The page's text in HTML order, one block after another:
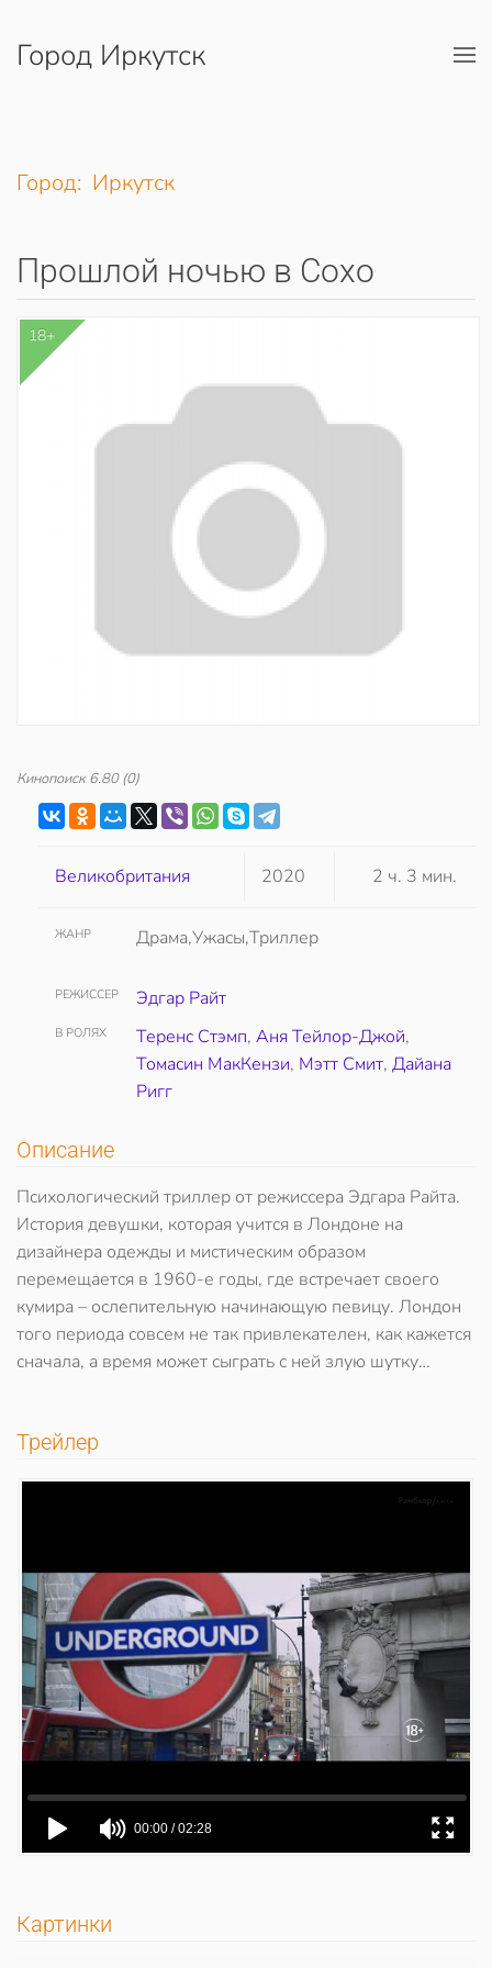
Перейти к содержимому
Город Иркутск
Город: Иркутск
Прошлой ночью в Сохо
18+
Кинопоиск 6.80(0)
Великобритания 2020 2 ч. 3 мин.
ЖАНР Драма,Ужасы,Триллер
РЕЖИССЕР Эдгар Райт
В РОЛЯХ Теренс Стэмп, Аня Тейлор-Джой,
Томасин МакКензи, Мэтт Смит, Дайана
Ригг
Описание
Психологический триллер от режиссера Эдгара Райта.
История девушки, которая учится в Лондоне на
дизайнера одежды и мистическим образом
перемещается в 1960-е годы, где встречает своего
кумира – ослепительную начинающую певицу. Лондон
того периода совсем не так привлекателен, как кажется
сначала, а время может сыграть с ней злую шутку…
Трейлер
Картинки